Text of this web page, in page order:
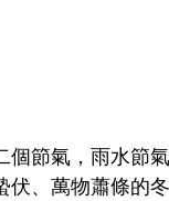
個節氣，雨水節
、萬物蕭條的